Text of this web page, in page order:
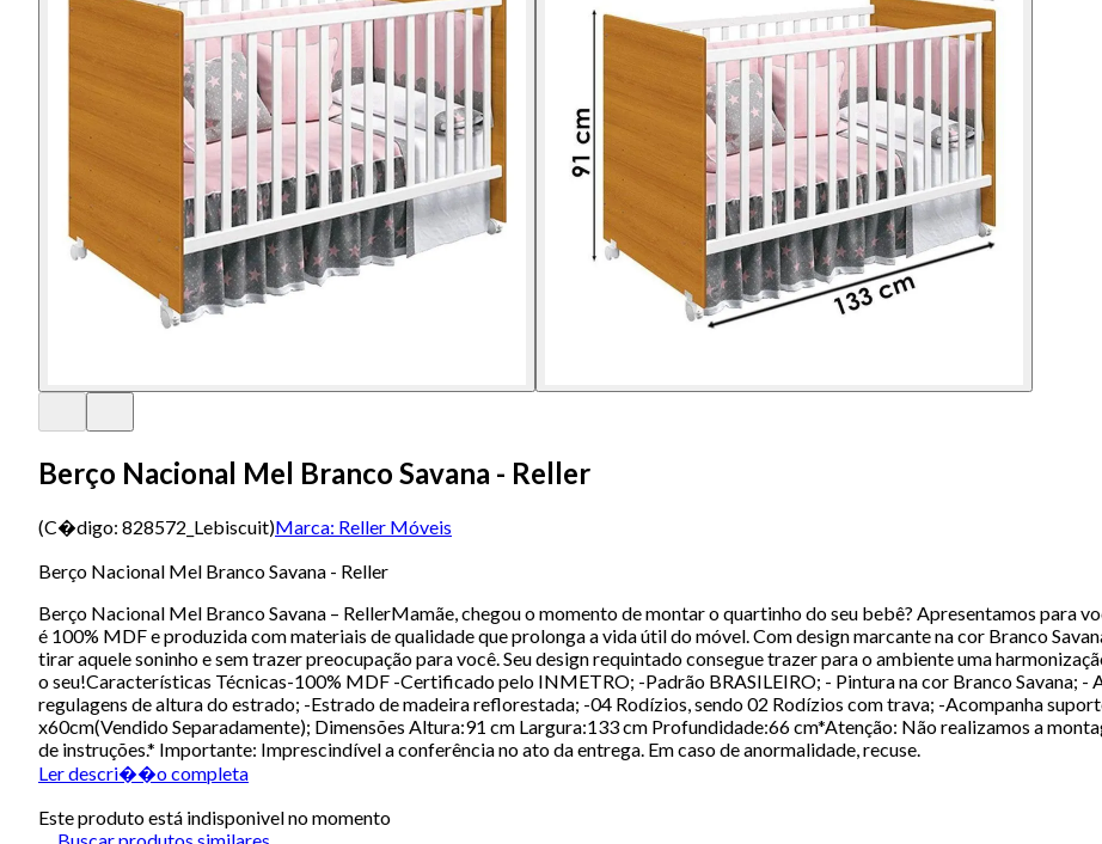
Berço Nacional Mel Branco Savana - Reller
(C�digo: 828572_Lebiscuit)Marca: Reller Móveis
Berço Nacional Mel Branco Savana - Reller
Berço Nacional Mel Branco Savana – RellerMamãe, chegou o momento de montar o quartinho do seu bebê? Apresentamos para
é 100% MDF e produzida com materiais de qualidade que prolonga a vida útil do móvel. Com design marcante na cor Branco
tirar aquele soninho e sem trazer preocupação para você. Seu design requintado consegue trazer para o ambiente uma
o seu!Características Técnicas-100% MDF -Certificado pelo INMETRO; -Padrão BRASILEIRO; - Pintura na cor Branco Savana;
regulagens de altura do estrado; -Estrado de madeira reflorestada; -04 Rodízios, sendo 02 Rodízios com trava; -Acompanha
x60cm(Vendido Separadamente); Dimensões Altura:91 cm Largura:133 cm Profundidade:66 cm*Atenção: Não realizamos a
de instruções.* Importante: Imprescindível a conferência no ato da entrega. Em caso de anormalidade, recuse.
Ler descri��o completa
Este produto está indisponivel no momento